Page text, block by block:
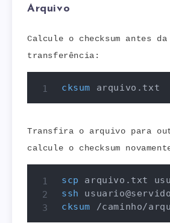
Arquivo
Calcule o checksum antes da
transferência:
cksum arquivo.txt
Transfira o arquivo para
calcule o checksum
scp
ssh
cksum /caminho/